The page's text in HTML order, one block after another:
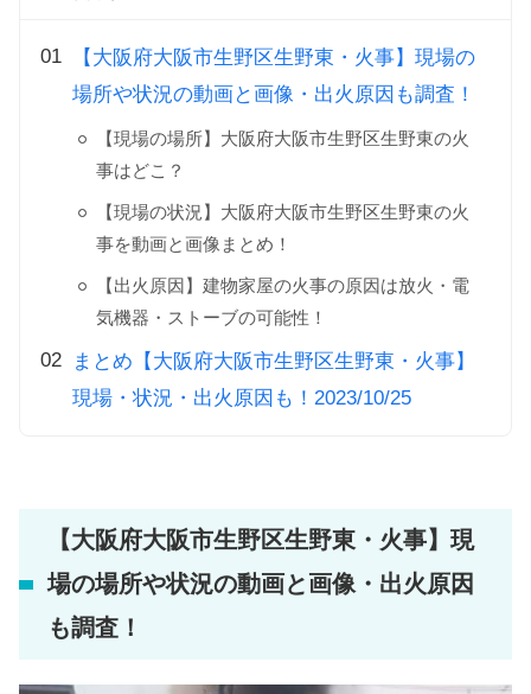
【大阪府大阪市生野区生野東・火事】現場の
場所や状況の動画と画像・出火原因も調査！
【現場の場所】大阪府大阪市生野区生野東の火
事はどこ？
【現場の状況】大阪府大阪市生野区生野東の火
事を動画と画像まとめ！
【出火原因】建物家屋の火事の原因は放火・電
気機器・ストーブの可能性！
まとめ【大阪府大阪市生野区生野東・火事】
現場・状況・出火原因も！2023/10/25
【大阪府大阪市生野区生野東・火事】現
場の場所や状況の動画と画像・出火原因
も調査！